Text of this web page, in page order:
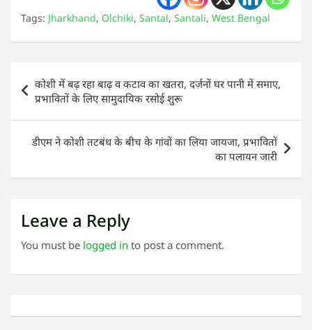
Tags: Jharkhand, Olchiki, Santal, Santali, West Bengal
Post
navigation
कोशी में बढ़ रहा बाढ़ व कटाव का खतरा, दर्जनों घर पानी में समाए,
प्रभावितों के लिए सामुदायिक रसोई शुरू
डीएम ने कोशी तटबंध के बीच के गांवों का लिया जायजा, प्रभावितों
का पलायन जारी
Leave a Reply
You must be logged in to post a comment.